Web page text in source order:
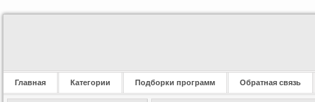
Главная Категории Подборки программ Обратная связь